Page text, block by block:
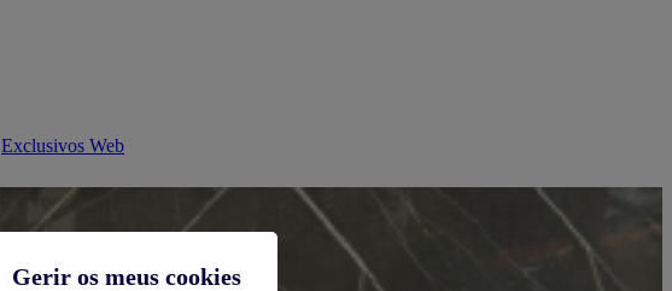
Gerir os meus cookies
Exclusivos Web